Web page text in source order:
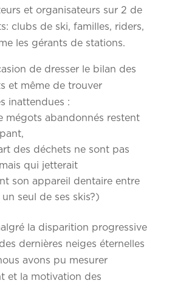
et organisateurs sur 2 de
clubs de ski, familles, riders,
les gérants de stations.
de dresser le bilan des
et même de trouver
inattendues :
mégots abandonnés restent
des déchets ne sont pas
qui jetterait
son appareil dentaire entre
seul de ses skis?)
la disparition progressive
dernières neiges éternelles
avons pu mesurer
et la motivation des